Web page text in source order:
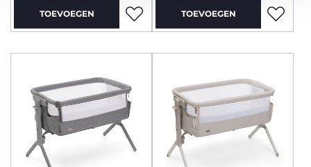
TOEVOEGEN TOEVOEGEN